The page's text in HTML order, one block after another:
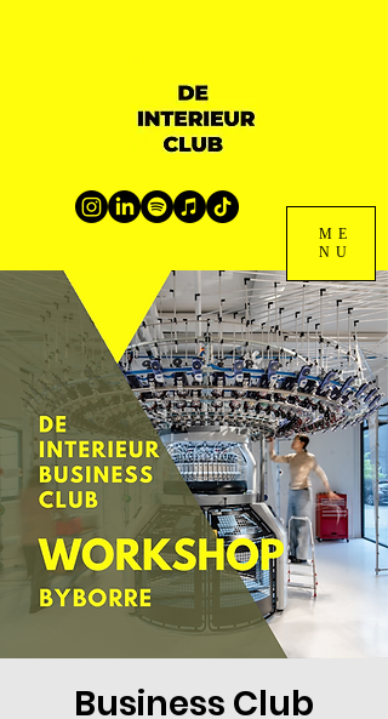
ME
NU
Business Club